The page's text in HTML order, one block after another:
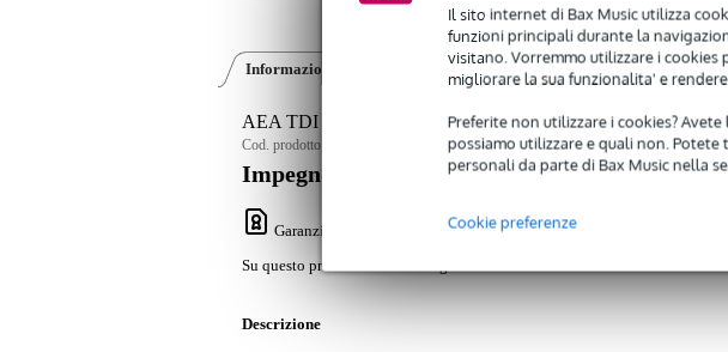
Il sito internet di Bax Music utilizza
funzioni principali durante la
visitano. Vorremmo utilizzare i
migliorare la sua funzionalita' e
Preferite non utilizzare i cookies?
possiamo utilizzare e quali non.
personali da parte di Bax Music nella
Cookie preferenze
Informazioni sul prodotto Recensioni(0) Download (1)
AEA TDI DI Box
Cod. prodotto:
Impegno di servizio
Garanzia Bax Music
: Su questo prodotto avrete una garanzia di 2 anni.
Su questo prodotto avrete una garanzia di 2 anni.
Descrizione